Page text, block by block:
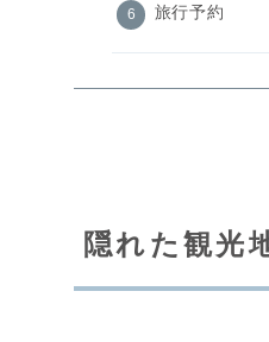
旅行予約
隠れた観光